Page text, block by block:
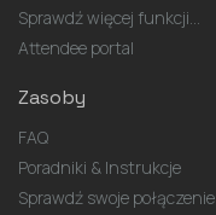
Sprawdź więcej funkcji...
Attendee portal
Zasoby
FAQ
Poradniki & Instrukcje
Sprawdź swoje połączenie